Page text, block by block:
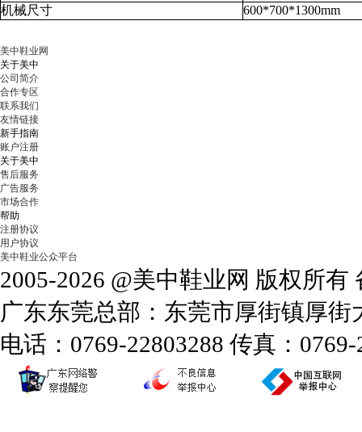
机械尺寸
600*700*1300mm
美中鞋业网
关于美中
公司简介
合作专区
联系我们
友情链接
新手指南
账户注册
关于美中
售后服务
广告服务
市场合作
帮助
注册协议
用户协议
美中鞋业公众平台
2005-2026 @美中鞋业网 版权所有
广东东莞总部：东莞市厚街镇厚
电话：0769-22803288 传真：0769-